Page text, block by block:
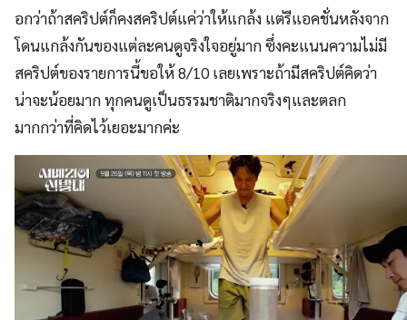
อกว่าถ้าสคริปต์ก็คงสคริปต์แค่ว่าให้แกล้ง แต่รีแอคชั่นหลังจาก
โดนแกล้งกันของแต่ละคนดูจริงใจอยู่มาก ซึ่งคะแนนความไม่มี
สคริปต์ของรายการนี้ขอให้ 8/10 เลยเพราะถ้ามีสคริปต์คิดว่า
น่าจะน้อยมาก ทุกคนดูเป็นธรรมชาติมากจริงๆและตลก
มากกว่าที่คิดไว้เยอะมากค่ะ